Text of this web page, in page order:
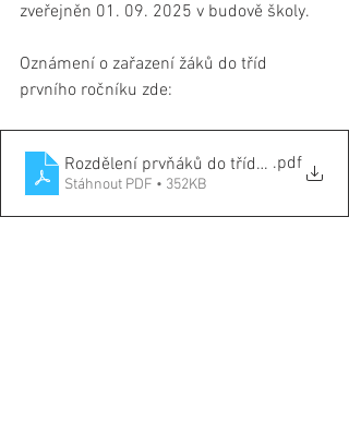
zveřejněn 01. 09. 2025 v budově školy.
Oznámení o zařazení žáků do tříd
prvního ročníku zde:
Rozdělení prvňáků do .pdf
Stáhnout PDF • 352KB